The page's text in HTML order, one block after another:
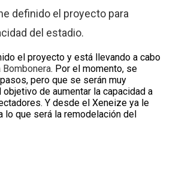
definido el proyecto para
del estadio.
el proyecto y está llevando a cabo
Bombonera. Por el momento, se
pero que se serán muy
de aumentar la capacidad a
Y desde el Xeneize ya le
lo que será la remodelación del